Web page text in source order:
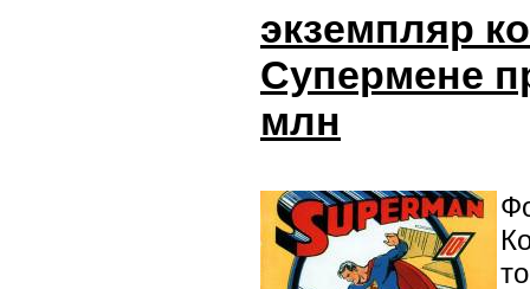
экземпляр
Супермене
млн